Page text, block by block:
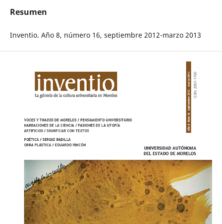
Resumen
Inventio. Año 8, número 16, septiembre 2012-marzo 2013